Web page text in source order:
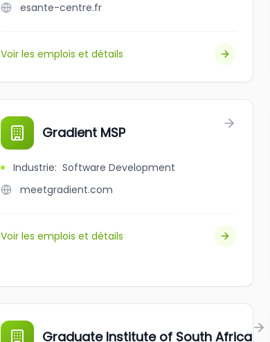
esante-centre.fr
Voir les emplois et détails
Gradient MSP
Industrie: Software Development
meetgradient.com
Voir les emplois et détails
Graduate Institute of South Africa